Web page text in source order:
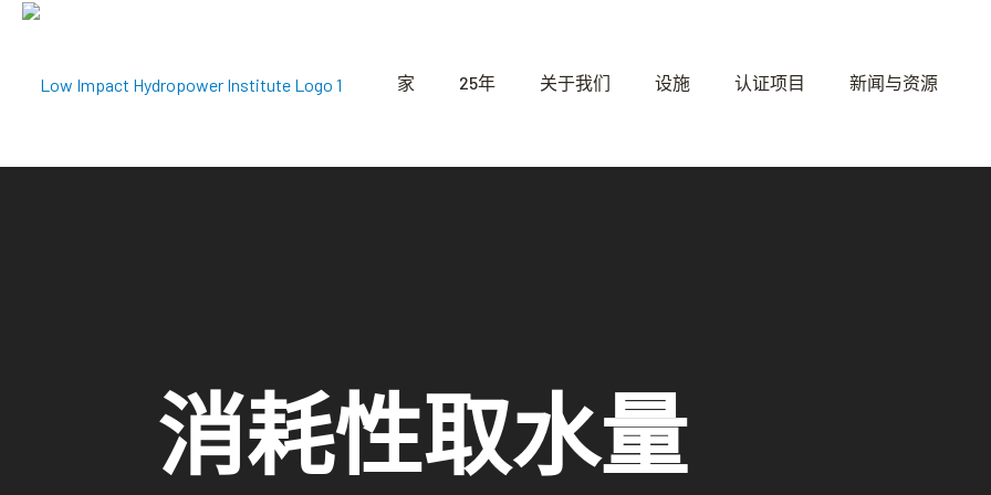
家 25年 关于我们 设施 认证项目 新闻与资源
消耗性取水量